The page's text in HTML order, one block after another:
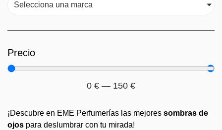
Selecciona una marca
Precio
0 € — 150 €
¡Descubre en EME Perfumerías las mejores sombras de
ojos para deslumbrar con tu mirada!